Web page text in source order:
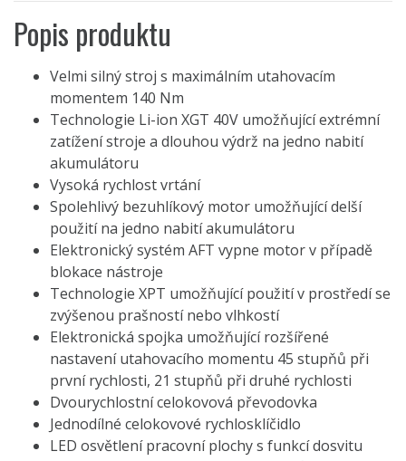
Popis produktu
Velmi silný stroj s maximálním utahovacím
momentem 140 Nm
Technologie Li-ion XGT 40V umožňující extrémní
zatížení stroje a dlouhou výdrž na jedno nabití
akumulátoru
Vysoká rychlost vrtání
Spolehlivý bezuhlíkový motor umožňující delší
použití na jedno nabití akumulátoru
Elektronický systém AFT vypne motor v případě
blokace nástroje
Technologie XPT umožňující použití v prostředí se
zvýšenou prašností nebo vlhkostí
Elektronická spojka umožňující rozšířené
nastavení utahovacího momentu 45 stupňů při
první rychlosti, 21 stupňů při druhé rychlosti
Dvourychlostní celokovová převodovka
Jednodílné celokovové rychlosklíčidlo
LED osvětlení pracovní plochy s funkcí dosvitu